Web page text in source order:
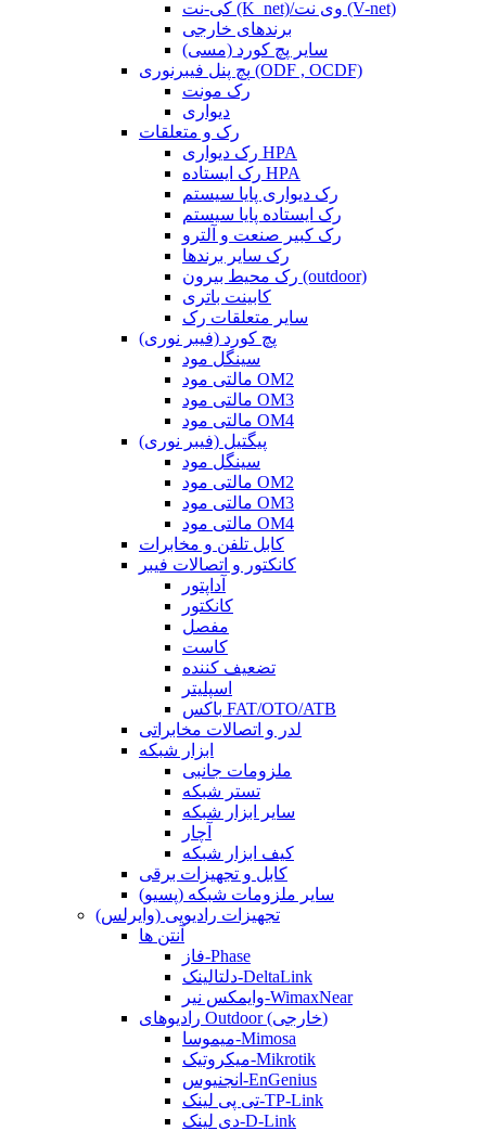
کی-نت (K_net)/وی نت (V-net)
برندهای خارجی
سایر پچ کورد (مسی)
پچ پنل فیبرنوری (ODF , OCDF)
رک مونت
دیواری
رک و متعلقات
رک دیواری HPA
رک ایستاده HPA
رک دیواری پایا سیستم
رک ایستاده پایا سیستم
رک کبیر صنعت و آلترو
رک سایر برندها
رک محیط بیرون (outdoor)
کابینت باتری
سایر متعلقات رک
پچ کورد (فیبر نوری)
سینگل مود
مالتی مود OM2
مالتی مود OM3
مالتی مود OM4
پیگتیل (فیبر نوری)
سینگل مود
مالتی مود OM2
مالتی مود OM3
مالتی مود OM4
کابل تلفن و مخابرات
کانکتور و اتصالات فیبر
آداپتور
کانکتور
مفصل
کاست
تضعیف کننده
اسپلیتر
باکس FAT/OTO/ATB
لدر و اتصالات مخابراتی
ابزار شبکه
ملزومات جانبی
تستر شبکه
سایر ابزار شبکه
آچار
کیف ابزار شبکه
کابل و تجهیزات برقی
سایر ملزومات شبکه (پسیو)
تجهیزات رادیویی (وایرلس)
آنتن ها
فاز-Phase
دلتالینک-DeltaLink
وایمکس نیر-WimaxNear
رادیوهای Outdoor (خارجی)
میموسا-Mimosa
میکروتیک-Mikrotik
انجنیوس-EnGenius
تی پی لینک-TP-Link
دی لینک-D-Link